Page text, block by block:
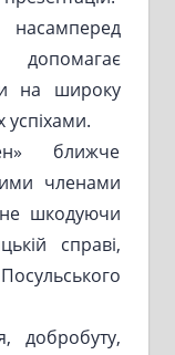
допомагає
на широку
успіхами.
ближче
членами
не шкодуючи
справі,
добробуту,